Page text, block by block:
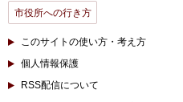
市役所への行き方
このサイトの使い方・考え方
個人情報保護
RSS配信について